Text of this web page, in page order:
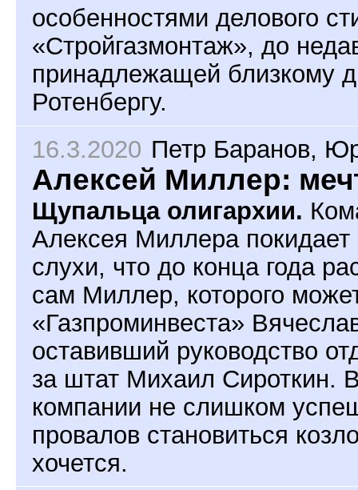
особенностями делового
«Стройгазмонтаж», до
принадлежащей близкому
Ротенбергу.
16.3.2020 Петр Баранов,
Алексей Миллер:
Щупальца олигархии.
Алексея Миллера
слухи, что до конца года
сам Миллер, которого
«Газпроминвеста»
оставивший руководство
за штат Михаил Сироткин.
компании не слишком
провалов становиться
хочется.